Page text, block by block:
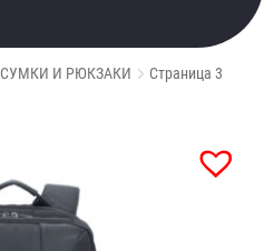
СУМКИ И РЮКЗАКИ Страница 3